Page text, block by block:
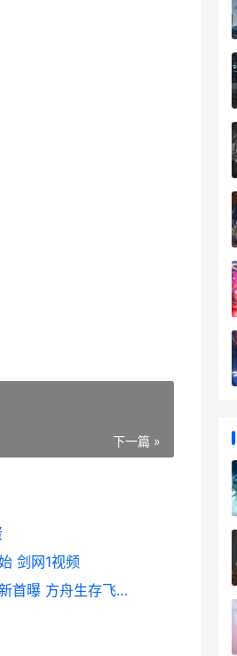
下一篇 »
剑网1视频
《方舟：生存飞升》多重更新首曝 方舟生存飞升恐鳄怎么驯服